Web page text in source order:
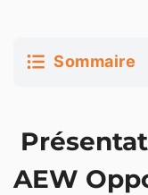
Sommaire
Europe
Stratégie
AEW